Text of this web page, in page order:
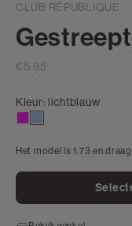
naar de
footer
CLUB RÉPUBLIQUE
€5.95
Kleur: lichtblauw
Het model is 1.73 en